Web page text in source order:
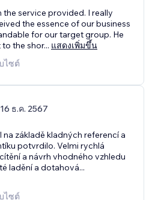
the service provided. I really
the essence of our business
for our target group. He
the shor... แสดงเพิ่มขึ้น
ไซต์
16 ธ.ค. 2567
základě kladných referencí a
potvrdilo. Velmi rychlá
a návrh vhodného vzhledu
ladění a dotahová...
ไซต์